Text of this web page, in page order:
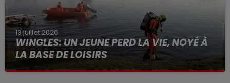
13 juillet 2026
WINGLES: UN JEUNE PERD LA VIE, NOYÉ À
LA BASE DE LOISIRS
La victime a coulé à pic